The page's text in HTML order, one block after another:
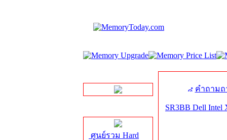
ศูนย์รวม Hard
คำถาม
SR3BB Dell Intel